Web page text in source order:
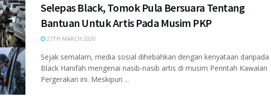
Selepas Black, Tomok Pula Bersuara Tentang
Bantuan Untuk Artis Pada Musim PKP
27TH MARCH 2020
Sejak semalam, media sosial dihebahkan dengan kenyataan daripada
Black Hanifah mengenai nasib-nasib artis di musim Perintah Kawalan
Pergerakan ini. Meskipun ...